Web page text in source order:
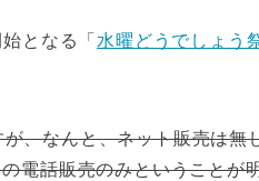
となる「 水曜どうでしょう
、なんと、ネット販売は無
電話販売のみということが